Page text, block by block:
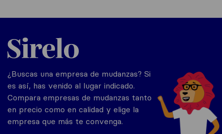
Sirelo.es
¿Buscas una empresa de mudanzas? Si
es así, has venido al lugar indicado.
Compara empresas de mudanzas tanto
en precio como en calidad y elige la
empresa que más te convenga.